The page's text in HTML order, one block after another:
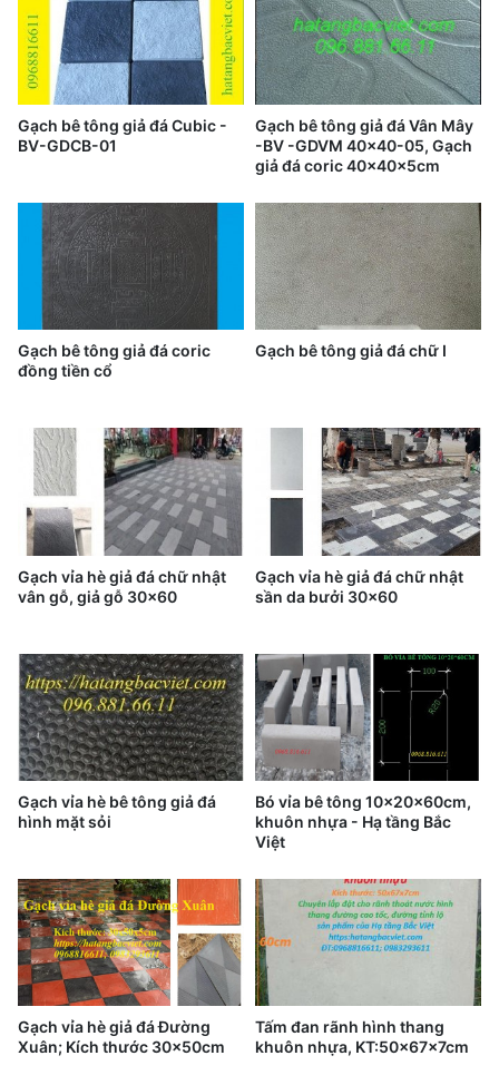
Gạch bê tông giả đá Cubic -
BV-GDCB-01
Gạch bê tông giả đá Vân Mây
-BV -GDVM 40x40-05, Gạch
giả đá coric 40x40x5cm
Gạch bê tông giả đá coric
đồng tiền cổ
Gạch bê tông giả đá chữ I
Gạch vỉa hè giả đá chữ nhật
vân gỗ, giả gỗ 30x60
Gạch vỉa hè giả đá chữ nhật
sần da bưởi 30x60
Gạch vỉa hè bê tông giả đá
hình mặt sỏi
Bó vỉa bê tông 10x20x60cm,
khuôn nhựa - Hạ tầng Bắc
Việt
Gạch vỉa hè giả đá Đường
Xuân; Kích thước 30x50cm
Tấm đan rãnh hình thang
khuôn nhựa, KT:50x67x7cm